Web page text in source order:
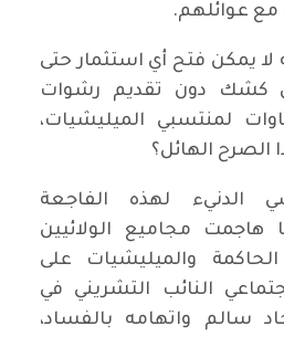
مع عوائلهم.
لا يمكن فتح أي استثمار حتى
كشك دون تقديم رشوات
لمنتسبي الميليشيات،
الصرح الهائل؟
الدنيء لهذه الفاجعة
هاجمت مجاميع الولائيين
الحاكمة والميليشيات على
النائب التشريني في
سالم واتهامه بالفساد،